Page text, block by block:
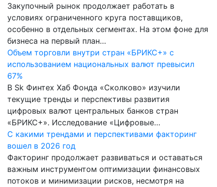
Закупочный рынок продолжает работать в
условиях ограниченного круга поставщиков,
особенно в отдельных сегментах. На этом фоне для
бизнеса на первый план…
Объем торговли внутри стран «БРИКС+» с
использованием национальных валют превысил
67%
В Sk Финтех Хаб Фонда «Сколково» изучили
текущие тренды и перспективы развития
цифровых валют центральных банков стран
«БРИКС+». Исследование «Цифровые…
С какими трендами и перспективами факторинг
вошел в 2026 год
Факторинг продолжает развиваться и оставаться
важным инструментом оптимизации финансовых
потоков и минимизации рисков, несмотря на